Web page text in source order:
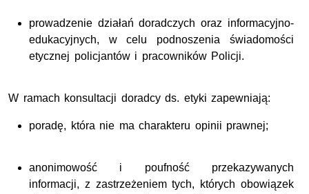
prowadzenie działań doradczych oraz informacyjno-
edukacyjnych, w celu podnoszenia świadomości
etycznej policjantów i pracowników Policji.
W ramach konsultacji doradcy ds. etyki zapewniają:
poradę, która nie ma charakteru opinii prawnej;
anonimowość i poufność przekazywanych
informacji, z zastrzeżeniem tych, których obowiązek